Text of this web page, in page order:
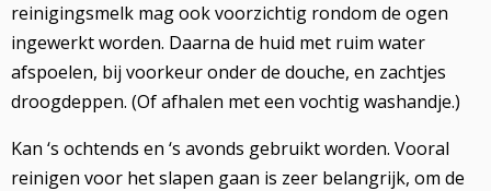
reinigingsmelk mag ook voorzichtig rondom de ogen
ingewerkt worden. Daarna de huid met ruim water
afspoelen, bij voorkeur onder de douche, en zachtjes
droogdeppen. (Of afhalen met een vochtig washandje.)
Kan ‘s ochtends en ‘s avonds gebruikt worden. Vooral
reinigen voor het slapen gaan is zeer belangrijk, om de